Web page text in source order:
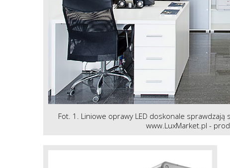
Fot. 1. Liniowe oprawy LED doskonale
www.LuxMarket.pl -